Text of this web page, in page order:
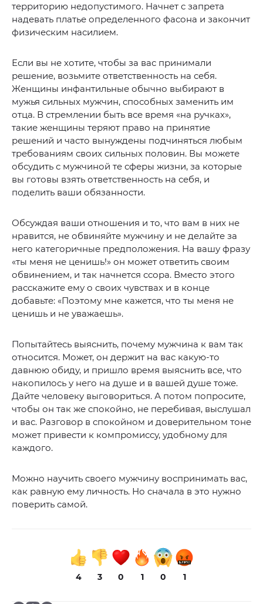
территорию недопустимого. Начнет с запрета
надевать платье определенного фасона и закончит
физическим насилием.
Если вы не хотите, чтобы за вас принимали
решение, возьмите ответственность на себя.
Женщины инфантильные обычно выбирают в
мужья сильных мужчин, способных заменить им
отца. В стремлении быть все время «на ручках»,
такие женщины теряют право на принятие
решений и часто вынуждены подчиняться любым
требованиям своих сильных половин. Вы можете
обсудить с мужчиной те сферы жизни, за которые
вы готовы взять ответственность на себя, и
поделить ваши обязанности.
Обсуждая ваши отношения и то, что вам в них не
нравится, не обвиняйте мужчину и не делайте за
него категоричные предположения. На вашу фразу
«ты меня не ценишь!» он может ответить своим
обвинением, и так начнется ссора. Вместо этого
расскажите ему о своих чувствах и в конце
добавьте: «Поэтому мне кажется, что ты меня не
ценишь и не уважаешь».
Попытайтесь выяснить, почему мужчина к вам так
относится. Может, он держит на вас какую-то
давнюю обиду, и пришло время выяснить все, что
накопилось у него на душе и в вашей душе тоже.
Дайте человеку выговориться. А потом попросите,
чтобы он так же спокойно, не перебивая, выслушал
и вас. Разговор в спокойном и доверительном тоне
может привести к компромиссу, удобному для
каждого.
Можно научить своего мужчину воспринимать вас,
как равную ему личность. Но сначала в это нужно
поверить самой.
4 3 0 1 0 1